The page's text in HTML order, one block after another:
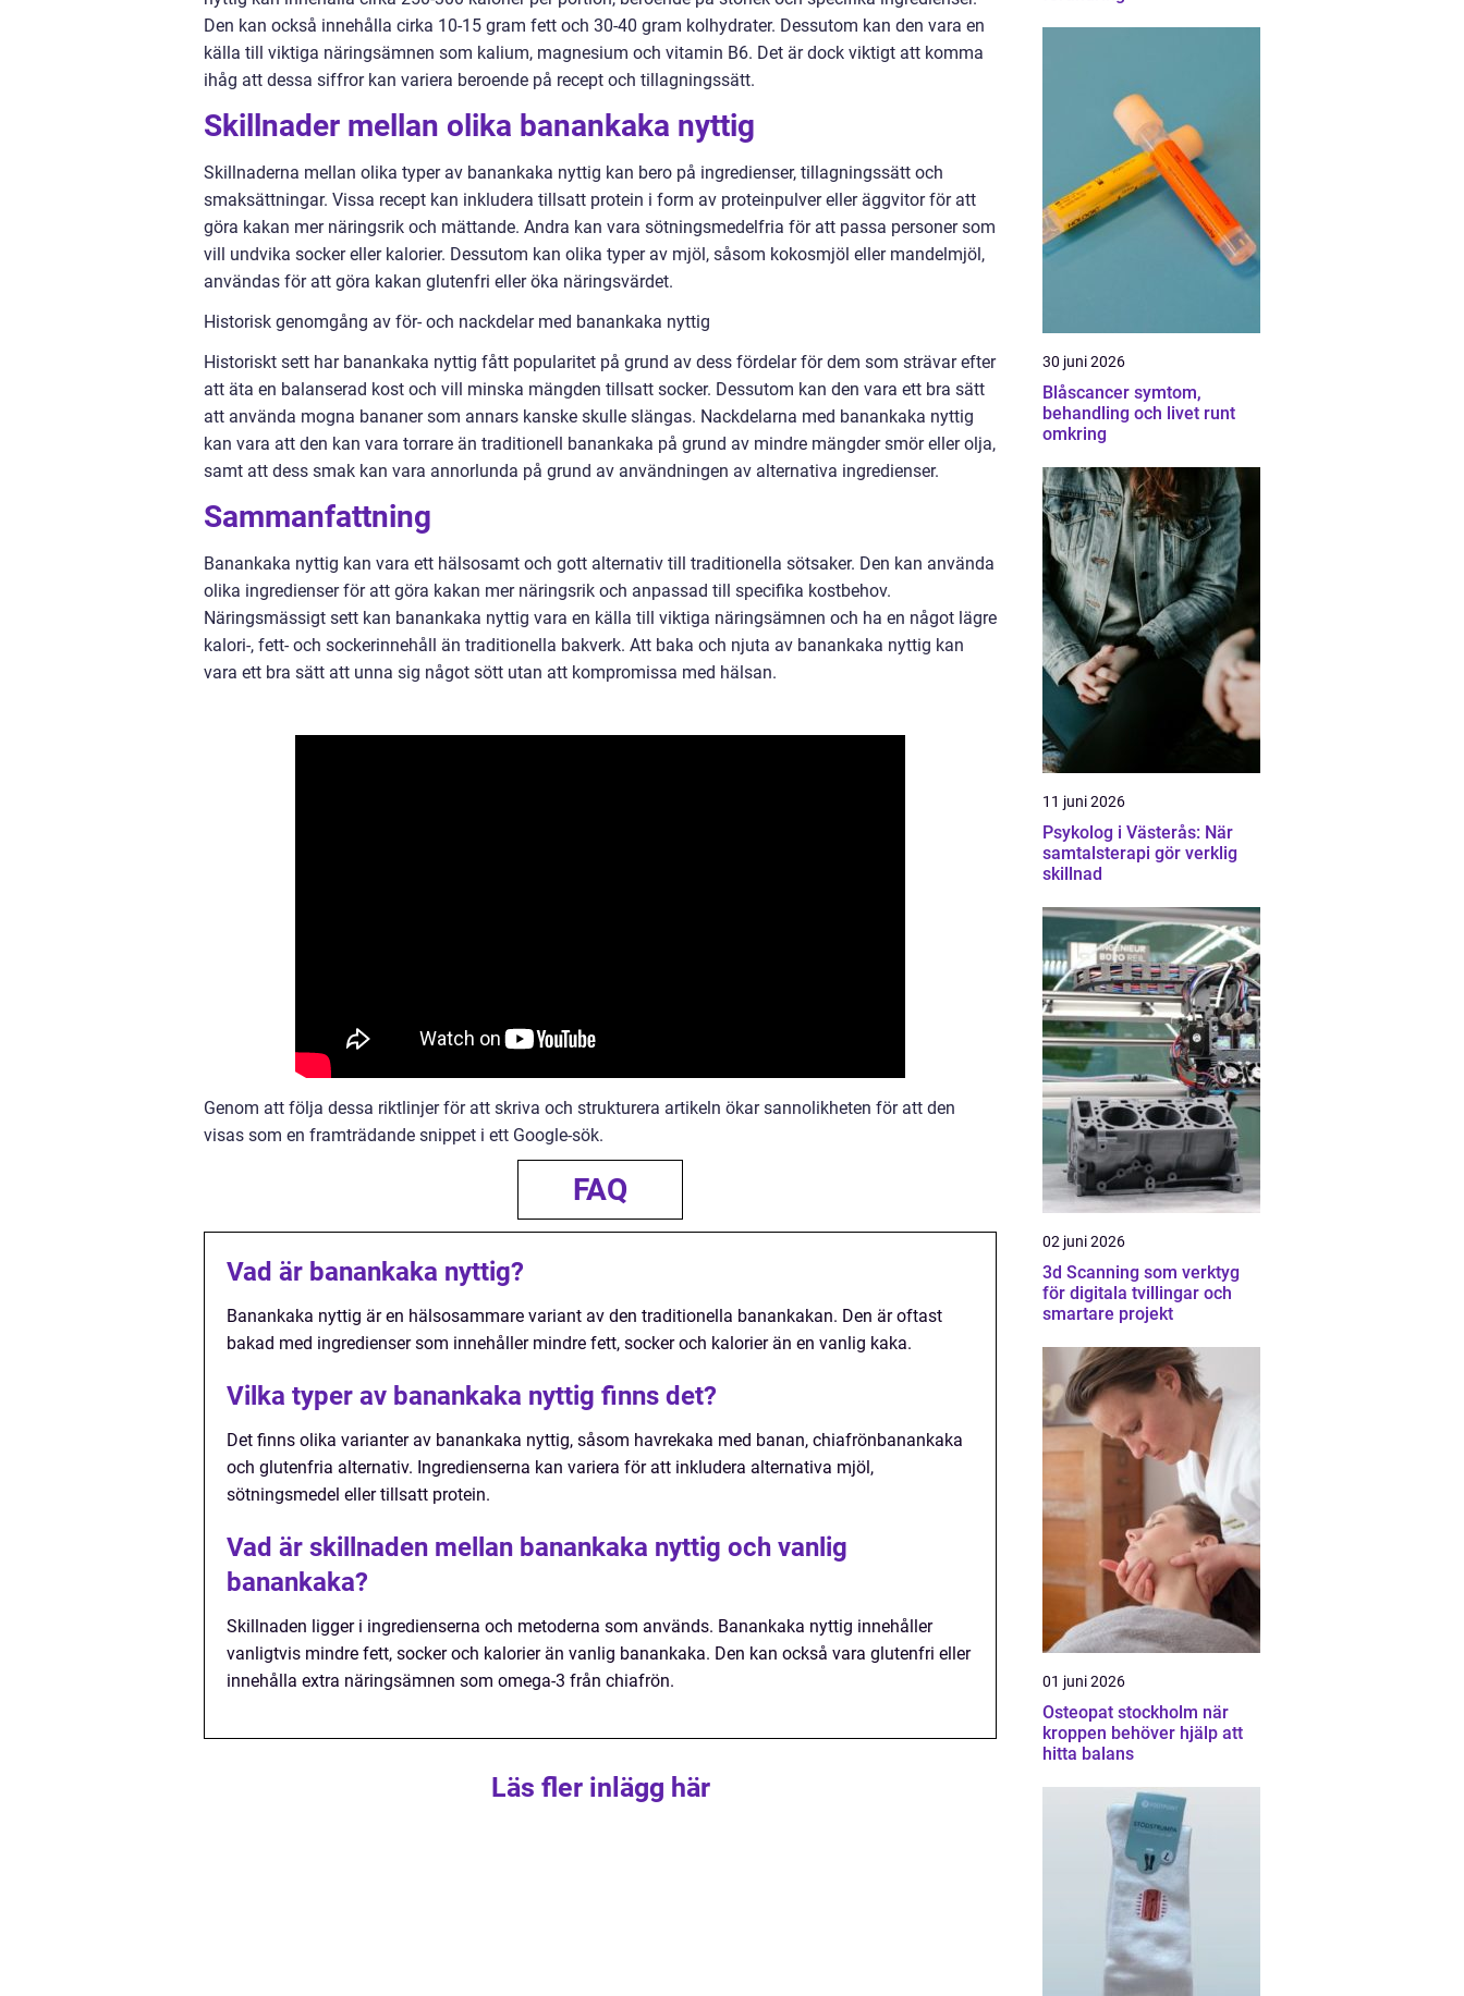
Den kan också innehålla cirka 10-15 gram fett och 30-40 gram kolhydrater. Dessutom kan den vara en
källa till viktiga näringsämnen som kalium, magnesium och vitamin B6. Det är dock viktigt att komma
ihåg att dessa siffror kan variera beroende på recept och tillagningssätt.
Skillnader mellan olika banankaka nyttig
Skillnaderna mellan olika typer av banankaka nyttig kan bero på ingredienser, tillagningssätt och
smaksättningar. Vissa recept kan inkludera tillsatt protein i form av proteinpulver eller äggvitor för att
göra kakan mer näringsrik och mättande. Andra kan vara sötningsmedelfria för att passa personer som
vill undvika socker eller kalorier. Dessutom kan olika typer av mjöl, såsom kokosmjöl eller mandelmjöl,
användas för att göra kakan glutenfri eller öka näringsvärdet.
Historisk genomgång av för- och nackdelar med banankaka nyttig
Historiskt sett har banankaka nyttig fått popularitet på grund av dess fördelar för dem som strävar efter
att äta en balanserad kost och vill minska mängden tillsatt socker. Dessutom kan den vara ett bra sätt
att använda mogna bananer som annars kanske skulle slängas. Nackdelarna med banankaka nyttig
kan vara att den kan vara torrare än traditionell banankaka på grund av mindre mängder smör eller olja,
samt att dess smak kan vara annorlunda på grund av användningen av alternativa ingredienser.
Sammanfattning
Banankaka nyttig kan vara ett hälsosamt och gott alternativ till traditionella sötsaker. Den kan använda
olika ingredienser för att göra kakan mer näringsrik och anpassad till specifika kostbehov.
Näringsmässigt sett kan banankaka nyttig vara en källa till viktiga näringsämnen och ha en något lägre
kalori-, fett- och sockerinnehåll än traditionella bakverk. Att baka och njuta av banankaka nyttig kan
vara ett bra sätt att unna sig något sött utan att kompromissa med hälsan.
Genom att följa dessa riktlinjer för att skriva och strukturera artikeln ökar sannolikheten för att den
visas som en framträdande snippet i ett Google-sök.
FAQ
Vad är banankaka nyttig?
Banankaka nyttig är en hälsosammare variant av den traditionella banankakan. Den är oftast
bakad med ingredienser som innehåller mindre fett, socker och kalorier än en vanlig kaka.
Vilka typer av banankaka nyttig finns det?
Det finns olika varianter av banankaka nyttig, såsom havrekaka med banan, chiafrönbanankaka
och glutenfria alternativ. Ingredienserna kan variera för att inkludera alternativa mjöl,
sötningsmedel eller tillsatt protein.
Vad är skillnaden mellan banankaka nyttig och vanlig
banankaka?
Skillnaden ligger i ingredienserna och metoderna som används. Banankaka nyttig innehåller
vanligtvis mindre fett, socker och kalorier än vanlig banankaka. Den kan också vara glutenfri eller
innehålla extra näringsämnen som omega-3 från chiafrön.
Läs fler inlägg här
30 juni 2026
Blåscancer symtom,
behandling och livet runt
omkring
11 juni 2026
Psykolog i Västerås: När
samtalsterapi gör verklig
skillnad
02 juni 2026
3d Scanning som verktyg
för digitala tvillingar och
smartare projekt
01 juni 2026
Osteopat stockholm när
kroppen behöver hjälp att
hitta balans